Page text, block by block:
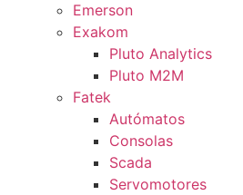
Emerson
Exakom
Pluto Analytics
Pluto M2M
Fatek
Autómatos
Consolas
Scada
Servomotores